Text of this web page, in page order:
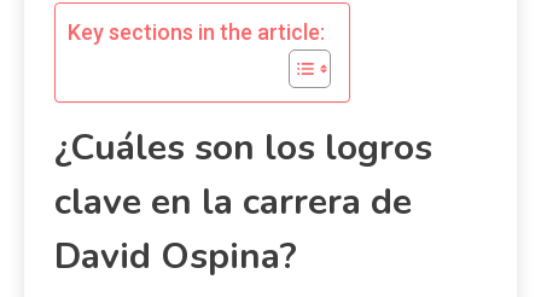
Key sections in the article:
¿Cuáles son los logros
clave en la carrera de
David Ospina?